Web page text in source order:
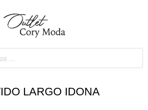
LARGO IDONA